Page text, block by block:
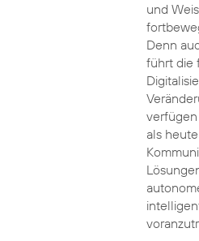
und
Denn
führt die
als